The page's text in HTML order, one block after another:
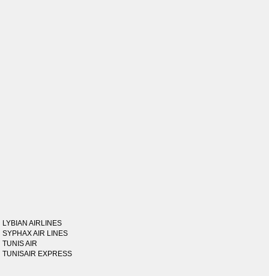
LYBIAN AIRLINES
SYPHAX AIR LINES
TUNIS AIR
TUNISAIR EXPRESS